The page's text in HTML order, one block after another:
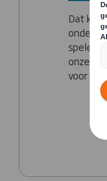
Dat
spelen
onze
voor